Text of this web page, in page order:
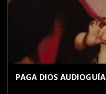
PAGA DIOS AUDIOGUÍA